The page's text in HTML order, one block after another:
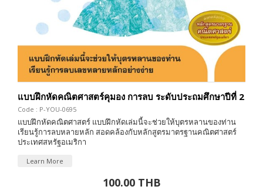
แบบฝึกหัดคณิตศาสตร์คุมอง การลบ ระดับประถมศึกษาปีที่ 2
Code : P-YOU-0695
แบบฝึกหัดคณิตศาสตร์ แบบฝึกหัดเล่มนี้จะช่วยให้บุตรหลานของท่าน
เรียนรู้การลบหลายหลัก สอดคล้องกับหลักสูตรมาตรฐานคณิตศาสตร์
ประเทศสหรัฐอเมริกา
Learn More
100.00 THB